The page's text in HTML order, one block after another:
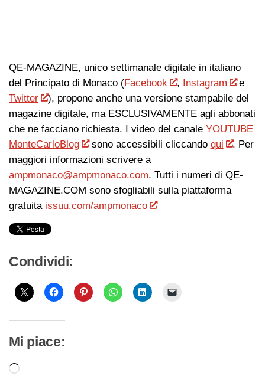
QE-MAGAZINE, unico settimanale digitale in italiano
del Principato di Monaco (Facebook , Instagram
e
Twitter
), propone anche una versione stampabile del
magazine digitale, ma ESCLUSIVAMENTE agli abbonati
che ne facciano richiesta. I video del canale YOUTUBE
MonteCarloBlog
sono accessibili cliccando qui
. Per
maggiori informazioni scrivere a
ampmonaco@ampmonaco.com. Tutti i numeri di QE-
MAGAZINE.COM sono sfogliabili sulla piattaforma
gratuita issuu.com/ampmonaco
Condividi:
Mi piace:
Caricamento